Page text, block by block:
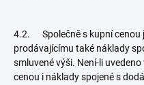
4.2. Společně s kupní cenou
prodávajícímu také náklady
smluvené výši. Není-li
cenou i náklady spojené s